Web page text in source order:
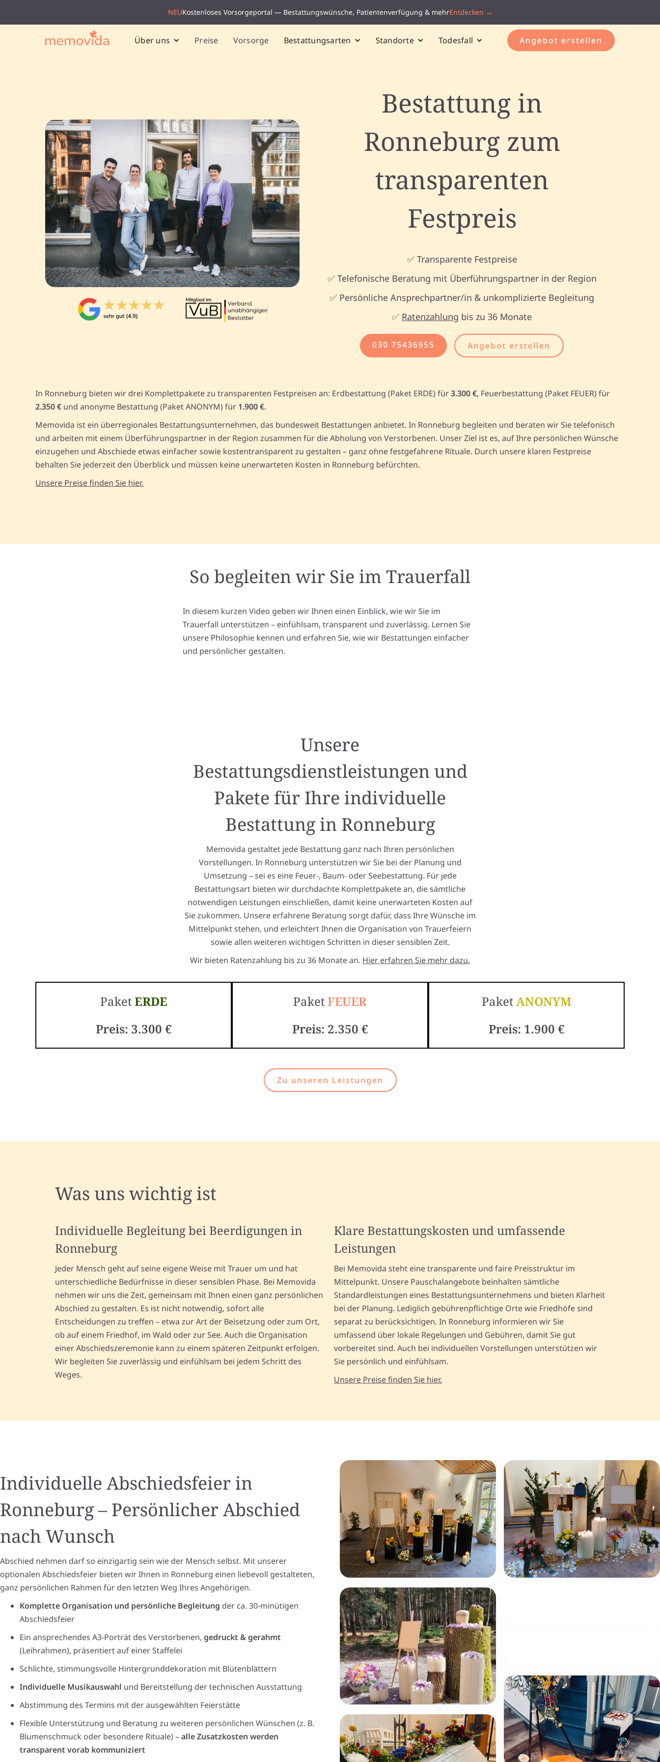
NEUKostenloses Vorsorgeportal — Bestattungswünsche, Patientenverfügung & mehrEntdecken →
Über uns Preise Vorsorge Bestattungsarten Standorte Todesfall Angebot erstellen
Bestattung in
Ronneburg zum
transparenten
Festpreis
✅ Transparente Festpreise
✅ Telefonische Beratung mit Überführungspartner in der Region
✅ Persönliche Ansprechpartner/in & unkomplizierte Begleitung
✅ Ratenzahlung bis zu 36 Monate
030 75436955 Angebot erstellen
In Ronneburg bieten wir drei Komplettpakete zu transparenten Festpreisen an: Erdbestattung (Paket ERDE) für3.300 €, Feuerbestattung (Paket FEUER) für
2.350 € und anonyme Bestattung (Paket ANONYM) für 1.900 €.
Memovida ist ein überregionales Bestattungsunternehmen, das bundesweit Bestattungen anbietet. In Ronneburg begleiten und beraten wir Sie telefonisch
und arbeiten mit einem Überführungspartner in der Region zusammen für die Abholung von Verstorbenen. Unser Ziel ist es, auf Ihre persönlichen Wünsche
einzugehen und Abschiede etwas einfacher sowie kostentransparent zu gestalten – ganz ohne festgefahrene Rituale. Durch unsere klaren Festpreise
behalten Sie jederzeit den Überblick und müssen keine unerwarteten Kosten in Ronneburg befürchten.
Unsere Preise finden Sie hier.
So begleiten wir Sie im Trauerfall
In diesem kurzen Video geben wir Ihnen einen Einblick, wie wir Sie im
Trauerfall unterstützen – einfühlsam, transparent und zuverlässig. Lernen Sie
unsere Philosophie kennen und erfahren Sie, wie wir Bestattungen einfacher
und persönlicher gestalten.
Unsere
Bestattungsdienstleistungen und
Pakete für Ihre individuelle
Bestattung in Ronneburg
Memovida gestaltet jede Bestattung ganz nach Ihren persönlichen
Vorstellungen. In Ronneburg unterstützen wir Sie bei der Planung und
Umsetzung – sei es eine Feuer-, Baum- oder Seebestattung. Für jede
Bestattungsart bieten wir durchdachte Komplettpakete an, die sämtliche
notwendigen Leistungen einschließen, damit keine unerwarteten Kosten auf
Sie zukommen. Unsere erfahrene Beratung sorgt dafür, dass Ihre Wünsche im
Mittelpunkt stehen, und erleichtert Ihnen die Organisation von Trauerfeiern
sowie allen weiteren wichtigen Schritten in dieser sensiblen Zeit.
Wir bieten Ratenzahlung bis zu 36 Monate an. Hier erfahren Sie mehr dazu.
PaketERDE
Preis: 3.300 €
PaketFEUER
Preis: 2.350 €
PaketANONYM
Preis: 1.900 €
Zu unseren Leistungen
Was uns wichtig ist
Individuelle Begleitung bei Beerdigungen in
Ronneburg
Jeder Mensch geht auf seine eigene Weise mit Trauer um und hat
unterschiedliche Bedürfnisse in dieser sensiblen Phase. Bei Memovida
nehmen wir uns die Zeit, gemeinsam mit Ihnen einen ganz persönlichen
Abschied zu gestalten. Es ist nicht notwendig, sofort alle
Entscheidungen zu treffen – etwa zur Art der Beisetzung oder zum Ort,
ob auf einem Friedhof, im Wald oder zur See. Auch die Organisation
einer Abschiedszeremonie kann zu einem späteren Zeitpunkt erfolgen.
Wir begleiten Sie zuverlässig und einfühlsam bei jedem Schritt des
Weges.
Klare Bestattungskosten und umfassende
Leistungen
Bei Memovida steht eine transparente und faire Preisstruktur im
Mittelpunkt. Unsere Pauschalangebote beinhalten sämtliche
Standardleistungen eines Bestattungsunternehmens und bieten Klarheit
bei der Planung. Lediglich gebührenpflichtige Orte wie Friedhöfe sind
separat zu berücksichtigen. In Ronneburg informieren wir Sie
umfassend über lokale Regelungen und Gebühren, damit Sie gut
vorbereitet sind. Auch bei individuellen Vorstellungen unterstützen wir
Sie persönlich und einfühlsam.
Unsere Preise finden Sie hier.
Individuelle Abschiedsfeier in
Ronneburg – Persönlicher Abschied
nach Wunsch
Abschied nehmen darf so einzigartig sein wie der Mensch selbst. Mit unserer
optionalen Abschiedsfeier bieten wir Ihnen in Ronneburg einen liebevoll gestalteten,
ganz persönlichen Rahmen für den letzten Weg Ihres Angehörigen.
Komplette Organisation und persönliche Begleitung der ca. 30-minütigen
Abschiedsfeier
Ein ansprechendes A3-Porträt des Verstorbenen, gedruckt & gerahmt
(Leihrahmen), präsentiert auf einer Staffelei
Schlichte, stimmungsvolle Hintergrunddekoration mit Blütenblättern
Individuelle Musikauswahl und Bereitstellung der technischen Ausstattung
Abstimmung des Termins mit der ausgewählten Feierstätte
Flexible Unterstützung und Beratung zu weiteren persönlichen Wünschen (z. B.
Blumenschmuck oder besondere Rituale) –alle Zusatzkosten werden
transparent vorab kommuniziert